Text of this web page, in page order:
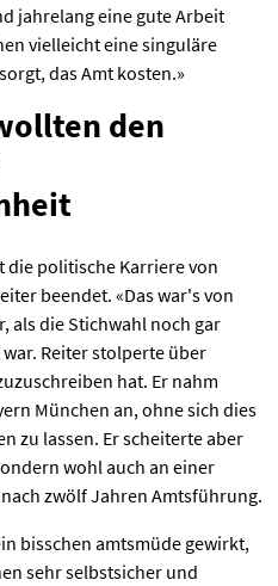
jahrelang eine gute Arbeit
vielleicht eine singuläre
das Amt kosten.»
den
die politische Karriere von
beendet. «Das war's von
als die Stichwahl noch gar
Reiter stolperte über
hat. Er nahm
München an, ohne sich dies
zu lassen. Er scheiterte aber
wohl auch an einer
zwölf Jahren Amtsführung.
bisschen amtsmüde gewirkt,
sehr selbstsicher und